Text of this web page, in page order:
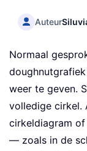
Auteur
Normaal
weer te geven.
volledige cirkel.
cirkeldiagram
— zoals in de